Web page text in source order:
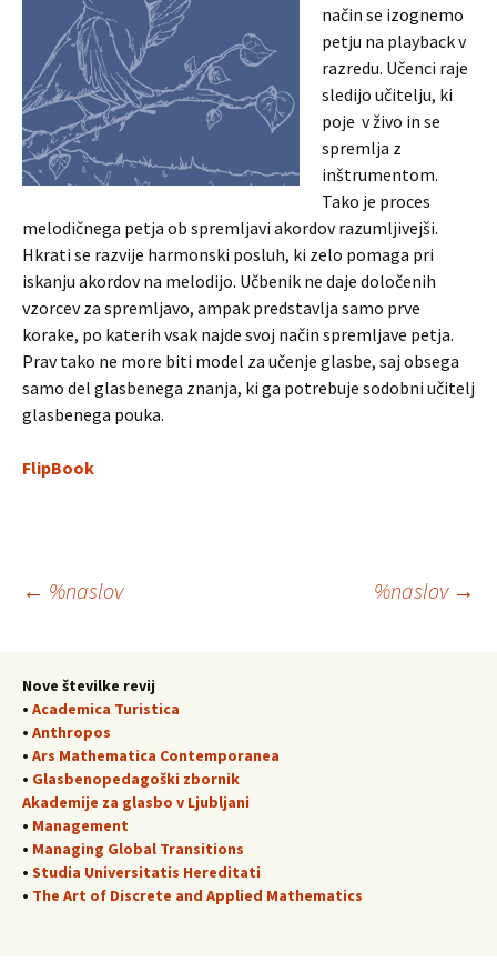
način se izognemo
petju na playback v
razredu. Učenci raje
sledijo učitelju, ki
poje v živo in se
spremlja z
inštrumentom.
Tako je proces
melodičnega petja ob spremljavi akordov razumljivejši.
Hkrati se razvije harmonski posluh, ki zelo pomaga pri
iskanju akordov na melodijo. Učbenik ne daje določenih
vzorcev za spremljavo, ampak predstavlja samo prve
korake, po katerih vsak najde svoj način spremljave petja.
Prav tako ne more biti model za učenje glasbe, saj obsega
samo del glasbenega znanja, ki ga potrebuje sodobni učitelj
glasbenega pouka.
FlipBook
Krmarjenje
po
prispevkih
← %naslov %naslov →
Nove številke revij
• Academica Turistica
• Anthropos
• Ars Mathematica Contemporanea
• Glasbenopedagoški zbornik
Akademije za glasbo v Ljubljani
• Management
• Managing Global Transitions
• Studia Universitatis Hereditati
• The Art of Discrete and Applied Mathematics